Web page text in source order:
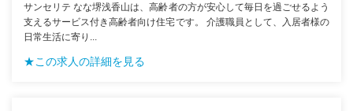
サンセリテ なな堺浅香山は、高齢者の方が安心して毎日を過ごせるよう
支えるサービス付き高齢者向け住宅です。 介護職員として、入居者様の
日常生活に寄り...
★この求人の詳細を見る